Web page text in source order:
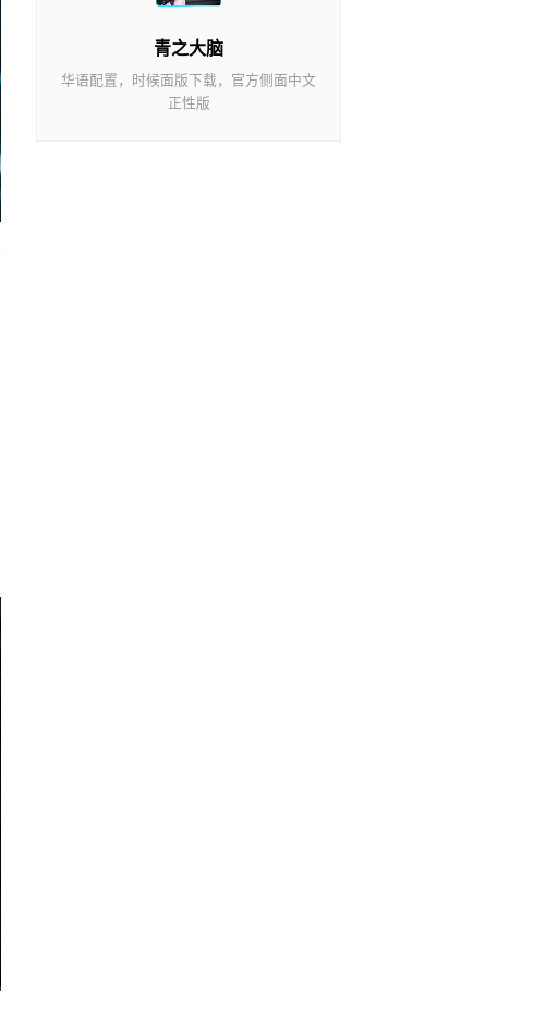
青之大脑
华语配置，时候面版下载，官方侧面中文
正性版